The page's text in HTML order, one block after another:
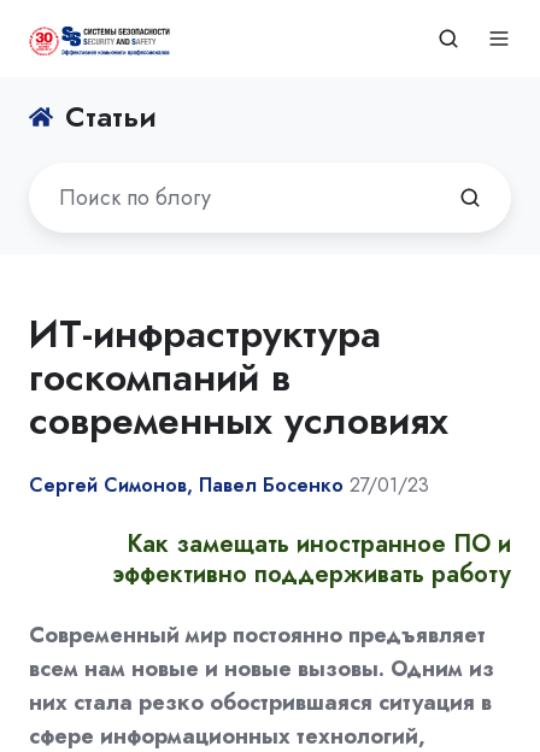
Статьи
ИТ-инфраструктура
госкомпаний в
современных условиях
Сергей Симонов, Павел Босенко 27/01/23
Как замещать иностранное ПО и
эффективно поддерживать работу
Современный мир постоянно предъявляет
всем нам новые и новые вызовы. Одним из
них стала резко обострившаяся ситуация в
сфере информационных технологий,